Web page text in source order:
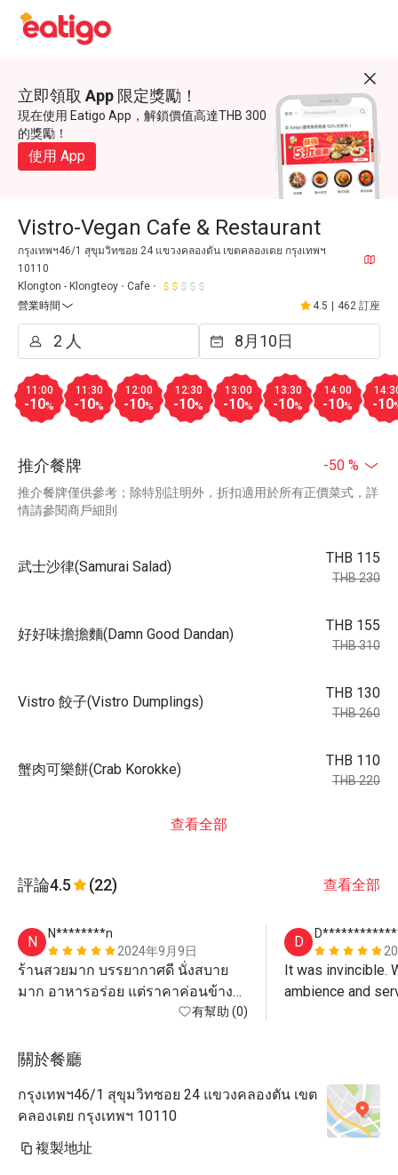
立即領取 App 限定獎勵！
現在使用 Eatigo App，解鎖價值高達THB 300
的獎勵！
使用 App
Vistro-Vegan Cafe & Restaurant
กรุงเทพฯ46/1 สุขุมวิทซอย 24 แขวงคลองตัน เขตคลองเตย กรุงเทพฯ
10110
Klongton - Klongteoy
Cafe
營業時間
4.5 462 訂座
11:00
-10%
11:30
-10%
12:00
-10%
12:30
-10%
13:00
-10%
13:30
-10%
14:00
-10% -10
推介餐牌 -50 %
推介餐牌僅供參考；除特別註明外，折扣適用於所有正價菜式，詳
情請參閱商戶細則
武士沙律(Samurai Salad)
THB 115
THB 230
好好味擔擔麵(Damn Good Dandan)
THB 155
THB 310
Vistro 餃子(Vistro Dumplings)
THB 130
THB 260
蟹肉可樂餅(Crab Korokke)
THB 110
THB 220
查看全部
評論4.5 (22) 查看全部
N
N********n
2024年9月9日
ร้านสวยมาก บรรยากาศดี นั่งสบาย
มาก อาหารอร่อย แต่ราคาค่อนข้าง
有幫助 (0)
D
It was invincible.
關於餐廳
กรุงเทพฯ46/1 สุขุมวิทซอย 24 แขวงคลองตัน เขต
คลองเตย กรุงเทพฯ 10110
複製地址